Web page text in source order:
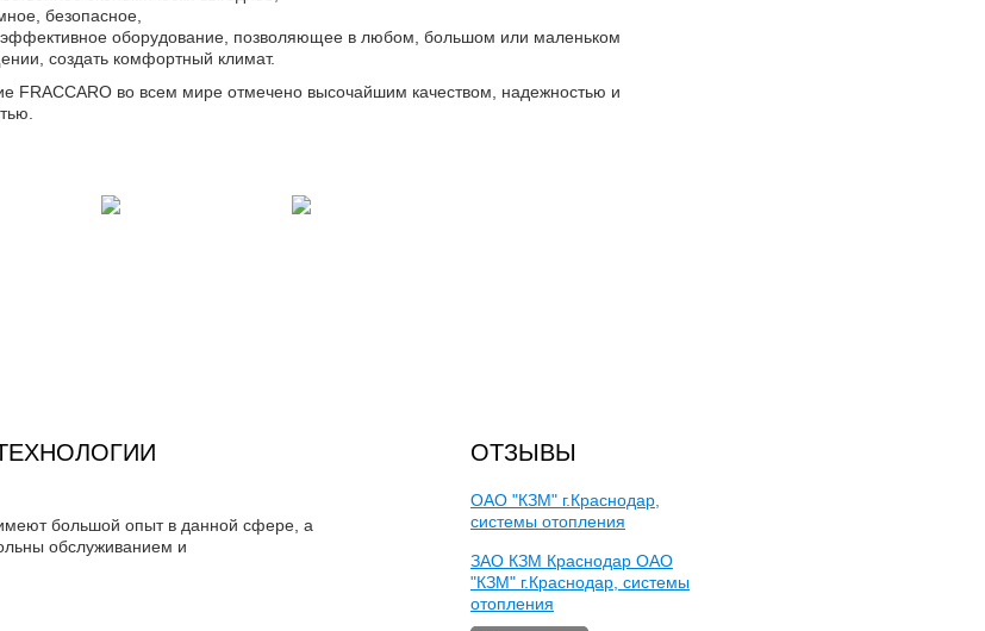
безопасное,
оборудование, позволяющее в любом, большом или маленьком
создать комфортный климат.
FRACCARO во всем мире отмечено высочайшим качеством, надежностью и
большой опыт в данной сфере, а
обслуживанием и
ОТЗЫВЫ
ОАО "КЗМ" г.Краснодар,
системы отопления
ЗАО КЗМ Краснодар ОАО
"КЗМ" г.Краснодар, системы
отопления